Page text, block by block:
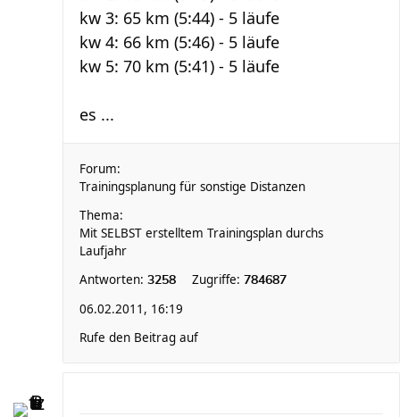
kw 3: 65 km (5:44) - 5 läufe
kw 4: 66 km (5:46) - 5 läufe
kw 5: 70 km (5:41) - 5 läufe
es ...
Forum:
Trainingsplanung für sonstige Distanzen
Thema:
Mit SELBST erstelltem Trainingsplan durchs
Laufjahr
Antworten: 3258 Zugriffe: 784687
06.02.2011, 16:19
Rufe den Beitrag auf